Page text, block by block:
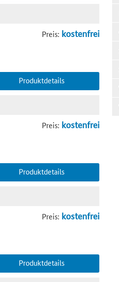
Preis: kostenfrei
Produktdetails
Preis: kostenfrei
Produktdetails
Preis: kostenfrei
Produktdetails